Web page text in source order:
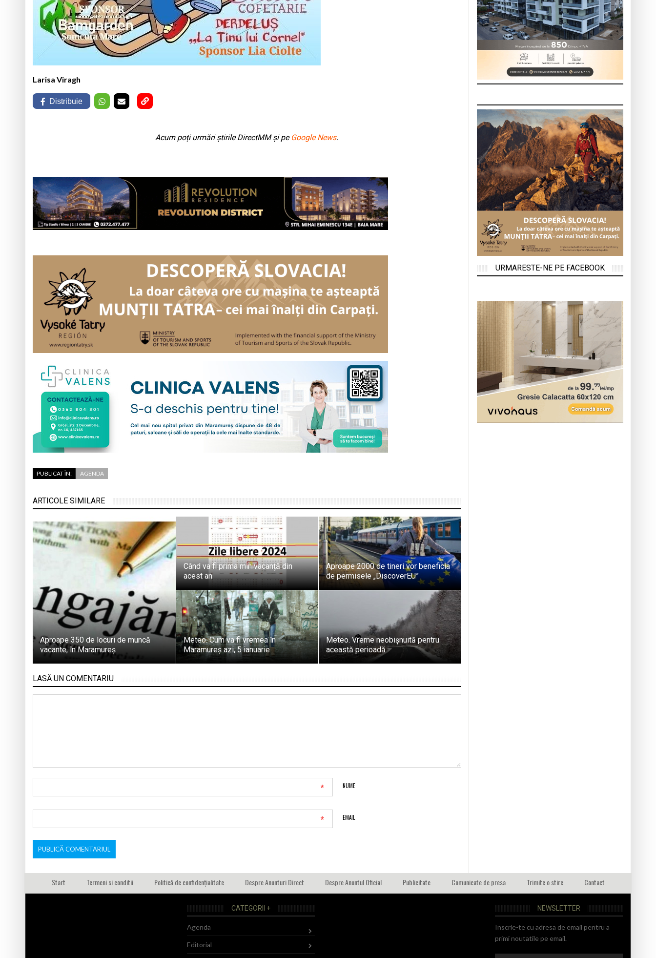
Larisa Viragh
Distribuie
Acum poți urmări știrile DirectMM și pe Google News.
PUBLICAT ÎN: AGENDA
ARTICOLE SIMILARE
Aproape 350 de locuri de muncă
vacante, în Maramureș
Când va fi prima minivacanță din
acest an
Aproape 2000 de tineri vor beneficia
de permisele „DiscoverEU”
Meteo. Cum va fi vremea în
Maramureș azi, 5 ianuarie
Meteo. Vreme neobișnuită pentru
această perioadă
LASĂ UN COMENTARIU
NUME
*
EMAIL
*
URMARESTE-NE PE FACEBOOK
Start Termeni si conditii Politică de confidențialitate Despre Anunturi Direct Despre Anuntul Oficial Publicitate Comunicate de presa Trimite o stire Contact
CATEGORII +
Agenda
Editorial
NEWSLETTER
Inscrie-te cu adresa de email pentru a
primi noutatile pe email.